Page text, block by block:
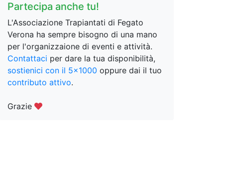
Partecipa anche tu!
L'Associazione Trapiantati di Fegato
Verona ha sempre bisogno di una mano
per l'organizzaione di eventi e attività.
Contattaci per dare la tua disponibilità,
sostienici con il 5x1000 oppure dai il tuo
contributo attivo.
Grazie